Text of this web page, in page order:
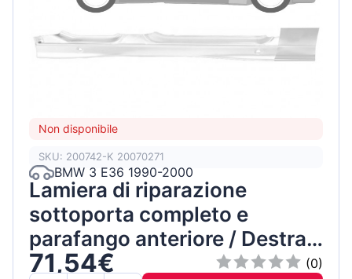
Non disponibile
SKU: 200742-K 20070271
BMW 3 E36 1990-2000
Lamiera di riparazione
sottoporta completo e
parafango anteriore / Destra /
Set
71,54€
(0)